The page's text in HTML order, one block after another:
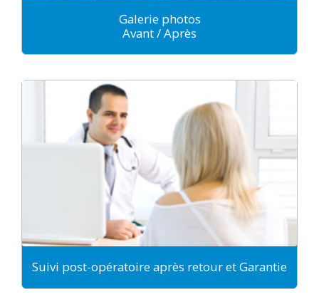
Galerie photos
Avant / Après
Suivi post-opératoire après retour et Garantie